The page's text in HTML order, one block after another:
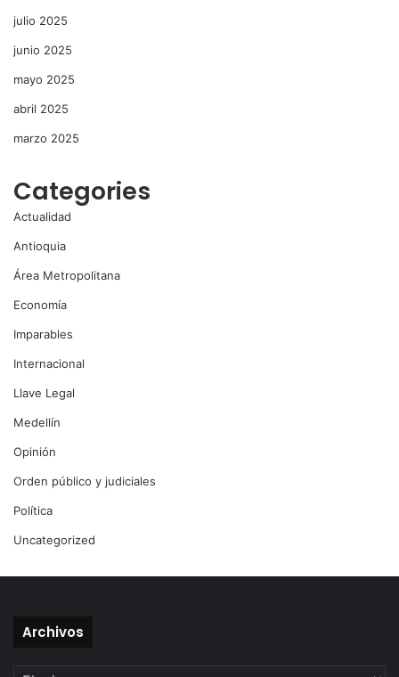
julio 2025
junio 2025
mayo 2025
abril 2025
marzo 2025
Categories
Actualidad
Antioquia
Área Metropolitana
Economía
Imparables
Internacional
Llave Legal
Medellín
Opinión
Orden público y judiciales
Política
Uncategorized
Archivos